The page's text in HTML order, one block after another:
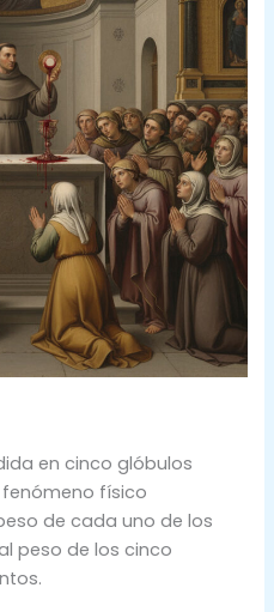
en cinco glóbulos
fenómeno físico
de cada uno de los
peso de los cinco